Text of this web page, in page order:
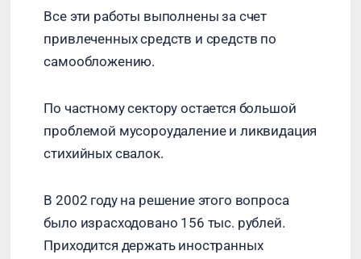
Все эти работы выполнены за счет
привлеченных средств и средств по
самообложению.
По частному сектору остается большой
проблемой мусороудаление и ликвидация
стихийных свалок.
В 2002 году на решение этого вопроса
было израсходовано 156 тыс. рублей.
Приходится держать иностранных